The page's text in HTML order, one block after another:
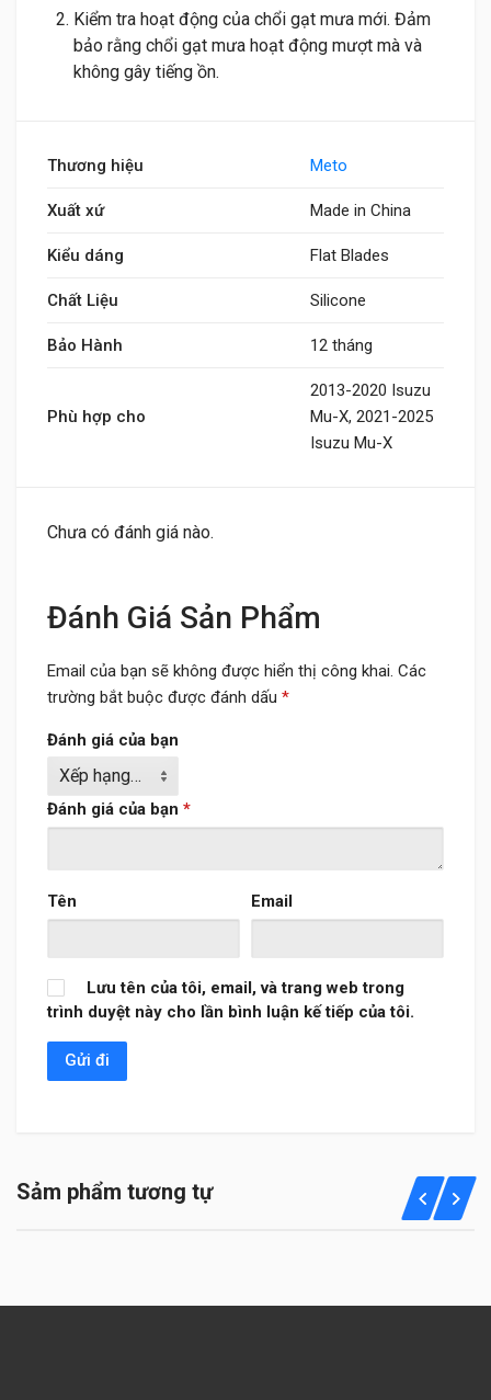
Kiểm tra hoạt động của chổi gạt mưa mới. Đảm
bảo rằng chổi gạt mưa hoạt động mượt mà và
không gây tiếng ồn.
Thương hiệu Meto
Xuất xứ Made in China
Kiểu dáng Flat Blades
Chất Liệu Silicone
Bảo Hành 12 tháng
Phù hợp cho
2013-2020 Isuzu
Mu-X, 2021-2025
Isuzu Mu-X
Chưa có đánh giá nào.
Đánh Giá Sản Phẩm
Email của bạn sẽ không được hiển thị công khai. Các
trường bắt buộc được đánh dấu *
Đánh giá của bạn
Đánh giá của bạn *
Tên Email
Lưu tên của tôi, email, và trang web trong
trình duyệt này cho lần bình luận kế tiếp của tôi.
Sảm phẩm tương tự